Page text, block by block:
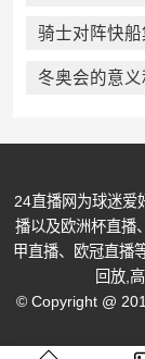
骑士对阵快船
冬奥会的意
24直播网为球迷爱
播以及欧洲杯直播
甲直播、欧冠直播
回放,
© Copyright @